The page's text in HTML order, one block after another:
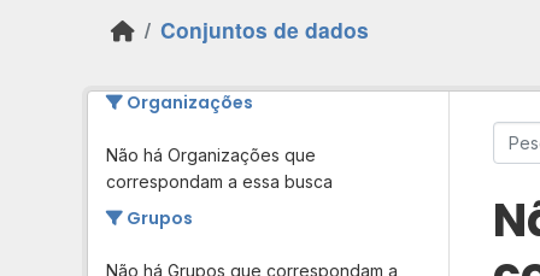
Conjuntos de dados
Organizações
Não há Organizações que
correspondam a essa busca
Grupos
Não há Grupos que correspondam a